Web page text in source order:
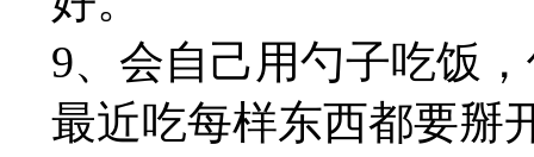
9、会自己用勺子吃饭
最近吃每样东西都要掰